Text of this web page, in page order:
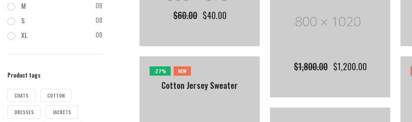
$60.00 $40.00
$1,800.00 $1,200.00
-27% NEW
Cotton Jersey Sweater
M 08
S 08
XL 08
Product tags
COATS COTTON
DRESSES JACKETS